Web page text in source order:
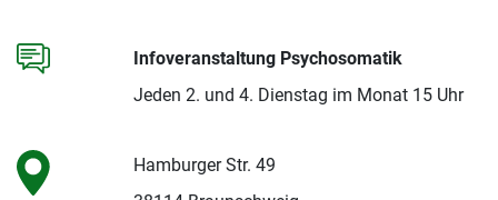
Infoveranstaltung Psychosomatik
Jeden 2. und 4. Dienstag im Monat 15 Uhr
Hamburger Str. 49